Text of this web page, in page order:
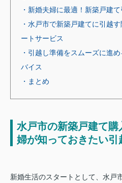
・新婚夫婦に最適！新築戸建
・水戸市で新築戸建てに引越
ートサービス
・引越し準備をスムーズに進
バイス
・まとめ
水戸市の新築戸建て
婦が知っておきたい引
新婚生活のスタートとして、水戸